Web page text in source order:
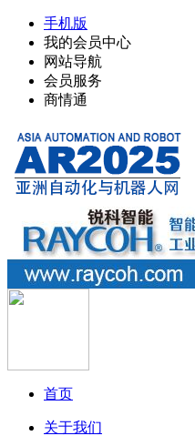
手机版
我的会员中心
网站导航
会员服务
商情通
首页
关于我们